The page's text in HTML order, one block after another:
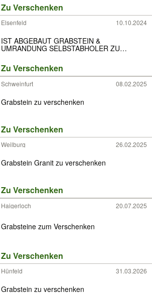
Zu Verschenken
Elsenfeld 10.10.2024
IST ABGEBAUT GRABSTEIN &
UMRANDUNG SELBSTABHOLER ZU
Zu Verschenken
Schweinfurt 08.02.2025
Grabstein zu verschenken
Zu Verschenken
Weilburg 26.02.2025
Grabstein Granit zu verschenken
Zu Verschenken
Haigerloch 20.07.2025
Grabsteine zum Verschenken
Zu Verschenken
Hünfeld 31.03.2026
Grabstein zu verschenken